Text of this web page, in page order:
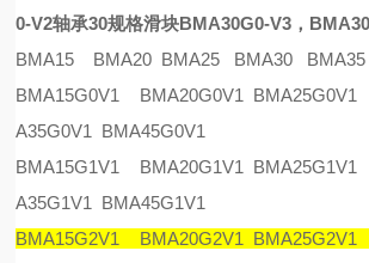
0-V2轴承30规格滑块BMA30G0-V3，
BMA15 BMA20 BMA25 BMA30 BMA35
BMA15G0V1 BMA20G0V1
A35G0V1 BMA45G0V1
BMA15G1V1 BMA20G1V1
A35G1V1 BMA45G1V1
BMA15G2V1 BMA20G2V1